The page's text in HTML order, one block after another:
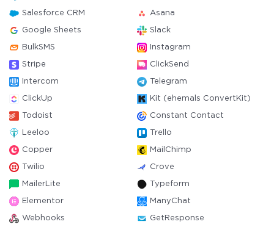
Salesforce CRM Asana
Google Sheets Slack
BulkSMS Instagram
Stripe ClickSend
Intercom Telegram
ClickUp Kit (ehemals ConvertKit)
Todoist Constant Contact
Leeloo Trello
Copper MailChimp
Twilio Crove
MailerLite Typeform
Elementor ManyChat
Webhooks GetResponse